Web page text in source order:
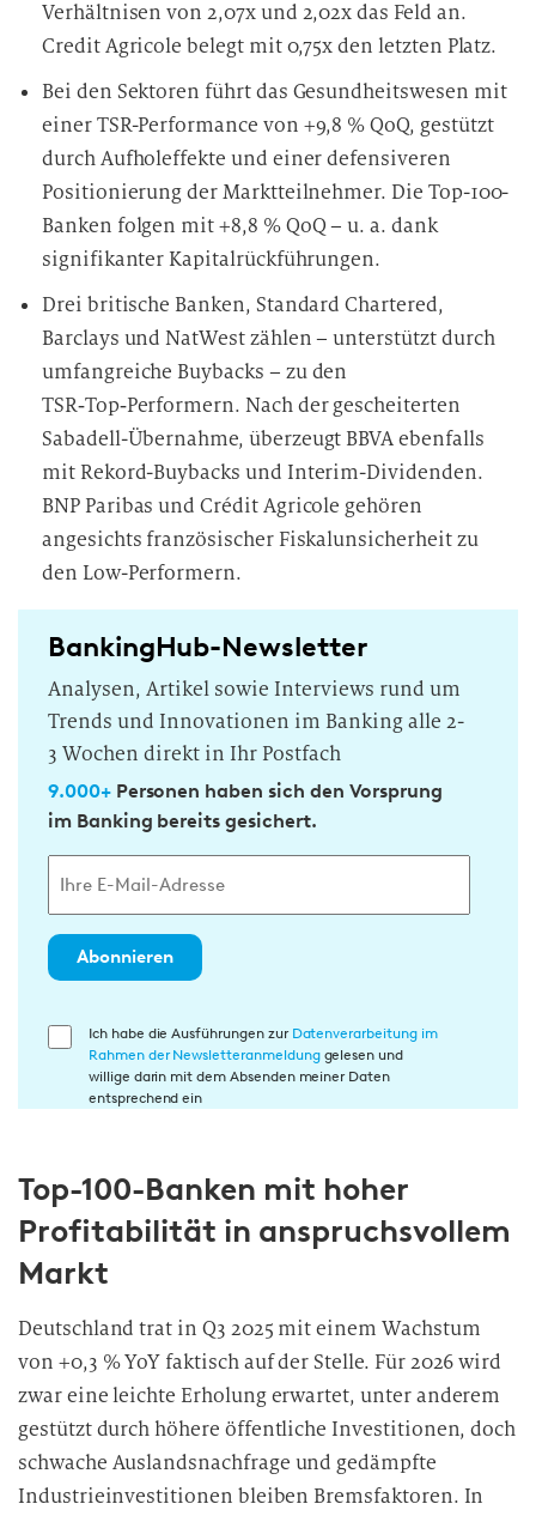
Verhältnisen von 2,07x und 2,02x das Feld an.
Credit Agricole belegt mit 0,75x den letzten Platz.
Bei den Sektoren führt das Gesundheitswesen mit
einer TSR-Performance von +9,8 % QoQ, gestützt
durch Aufholeffekte und einer defensiveren
Positionierung der Marktteilnehmer. Die Top-100-
Banken folgen mit +8,8 % QoQ – u. a. dank
signifikanter Kapitalrückführungen.
Drei britische Banken, Standard Chartered,
Barclays und NatWest zählen – unterstützt durch
umfangreiche Buybacks – zu den
TSR‑Top‑Performern. Nach der gescheiterten
Sabadell-Übernahme, überzeugt BBVA ebenfalls
mit Rekord-Buybacks und Interim-Dividenden.
BNP Paribas und Crédit Agricole gehören
angesichts französischer Fiskalunsicherheit zu
den Low-Performern.
BankingHub-Newsletter
Analysen, Artikel sowie Interviews rund um
Trends und Innovationen im Banking alle 2-
3 Wochen direkt in Ihr Postfach
9.000+Personen haben sich den Vorsprung
im Banking bereits gesichert.
Abonnieren
E
l
i
g
n
g
i
n
i
Ich habe die Ausführungen zur Datenverarbeitung im
Rahmen der Newsletteranmeldunggelesen und
willige darin mit dem Absenden meiner Daten
entsprechend ein
Top-100-Banken mit hoher
Profitabilität in anspruchsvollem
Markt
Deutschland trat in Q3 2025 mit einem Wachstum
von +0,3 % YoY faktisch auf der Stelle. Für 2026 wird
zwar eine leichte Erholung erwartet, unter anderem
gestützt durch höhere öffentliche Investitionen, doch
schwache Auslandsnachfrage und gedämpfte
Industrieinvestitionen bleiben Bremsfaktoren. In